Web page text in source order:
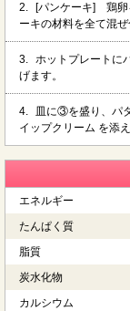
2.
[パンケーキ] 鶏卵
ーキの材料を全て混ぜ
3. ホットプレートに
げます。
4.
皿に③を盛り、パ
イップクリーム を添え
エネルギー
たんぱく質
脂質
炭水化物
カルシウム